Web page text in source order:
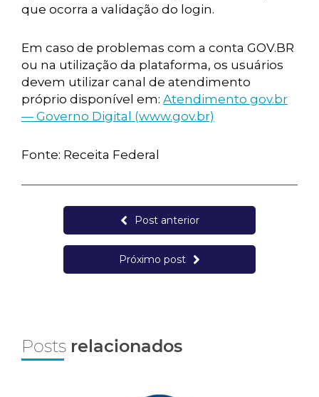
que ocorra a validação do login.
Em caso de problemas com a conta GOV.BR
ou na utilização da plataforma, os usuários
devem utilizar canal de atendimento
próprio disponível em: Atendimento gov.br
— Governo Digital (www.gov.br)
Fonte: Receita Federal
Post anterior
Próximo post
Posts relacionados